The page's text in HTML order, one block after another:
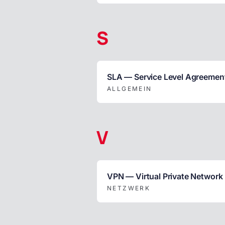
S
SLA — Service Level
ALLGEMEIN
V
VPN — Virtual Private Network
NETZWERK